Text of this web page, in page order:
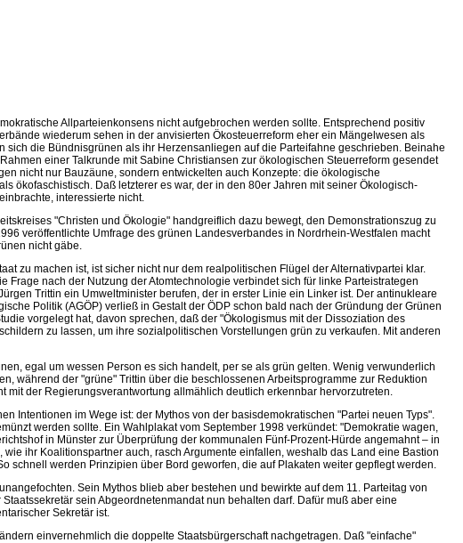
Allparteienkonsens nicht aufgebrochen werden sollte. Entsprechend positiv
wiederum sehen in der anvisierten Ökosteuerreform eher ein Mängelwesen als
die Bündnisgrünen als ihr Herzensanliegen auf die Parteifahne geschrieben. Beinahe
einer Talkrunde mit Sabine Christiansen zur ökologischen Steuerreform gesendet
nicht nur Bauzäune, sondern entwickelten auch Konzepte: die ökologische
ökofaschistisch. Daß letzterer es war, der in den 80er Jahren mit seiner Ökologisch-
interessierte nicht.
"Christen und Ökologie" handgreiflich dazu bewegt, den Demonstrationszug zu
veröffentlichte Umfrage des grünen Landesverbandes in Nordrhein-Westfalen macht
nicht gäbe.
zu machen ist, ist sicher nicht nur dem realpolitischen Flügel der Alternativpartei klar.
nach der Nutzung der Atomtechnologie verbindet sich für linke Parteistrategen
Trittin ein Umweltminister berufen, der in erster Linie ein Linker ist. Der antinukleare
Politik (AGÖP) verließ in Gestalt der ÖDP schon bald nach der Gründung der Grünen
vorgelegt hat, davon sprechen, daß der "Ökologismus mit der Dissoziation des
zu lassen, um ihre sozialpolitischen Vorstellungen grün zu verkaufen. Mit anderen
egal um wessen Person es sich handelt, per se als grün gelten. Wenig verwunderlich
während der "grüne" Trittin über die beschlossenen Arbeitsprogramme zur Reduktion
der Regierungsverantwortung allmählich deutlich erkennbar hervorzutreten.
Intentionen im Wege ist: der Mythos von der basisdemokratischen "Partei neuen Typs".
werden sollte. Ein Wahlplakat vom September 1998 verkündet: "Demokratie wagen,
in Münster zur Überprüfung der kommunalen Fünf-Prozent-Hürde angemahnt – in
ihr Koalitionspartner auch, rasch Argumente einfallen, weshalb das Land eine Bastion
schnell werden Prinzipien über Bord geworfen, die auf Plakaten weiter gepflegt werden.
Sein Mythos blieb aber bestehen und bewirkte auf dem 11. Parteitag von
sein Abgeordnetenmandat nun behalten darf. Dafür muß aber eine
Sekretär ist.
einvernehmlich die doppelte Staatsbürgerschaft nachgetragen. Daß "einfache"